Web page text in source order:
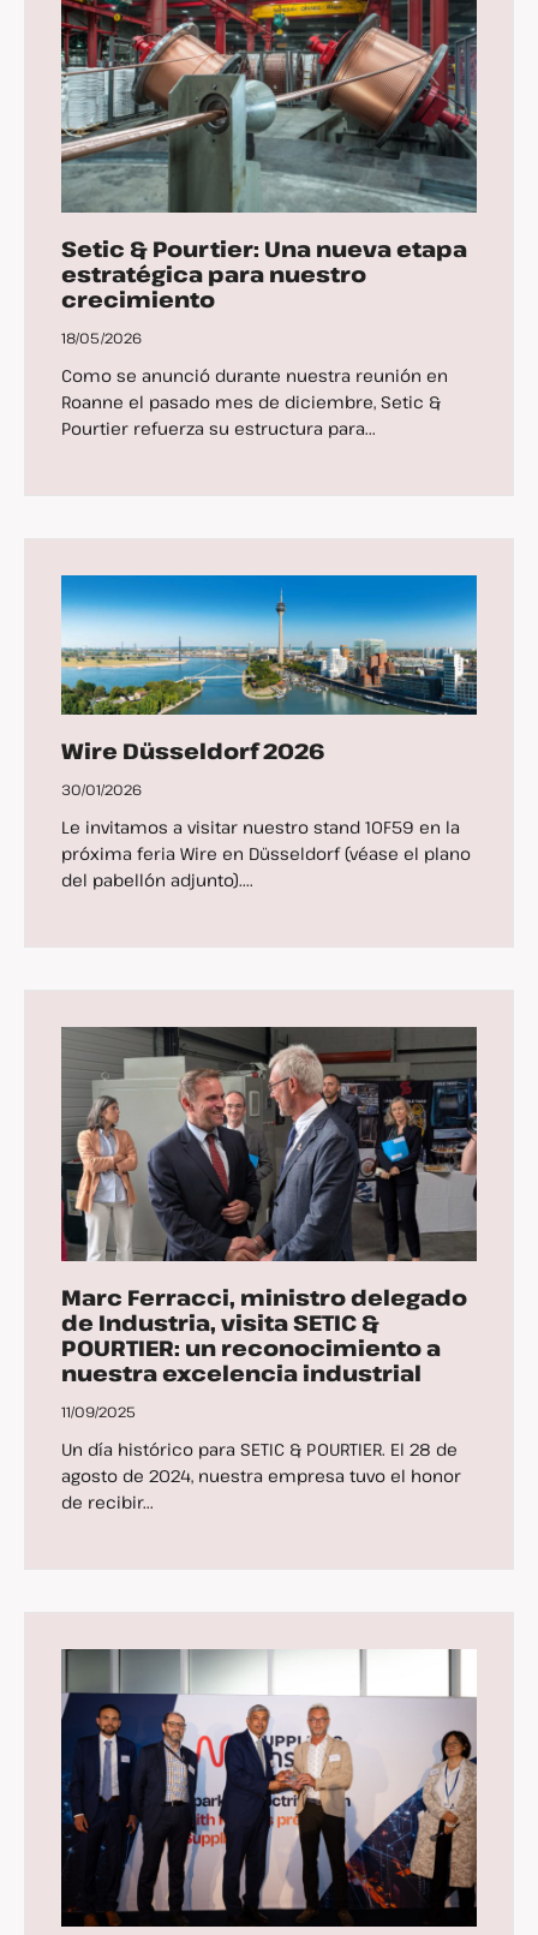
Setic & Pourtier: Una nueva etapa
estratégica para nuestro
crecimiento
18/05/2026
Como se anunció durante nuestra reunión en
Roanne el pasado mes de diciembre, Setic &
Pourtier refuerza su estructura para...
Wire Düsseldorf 2026
30/01/2026
Le invitamos a visitar nuestro stand 10F59 en la
próxima feria Wire en Düsseldorf (véase el plano
del pabellón adjunto)....
Marc Ferracci, ministro delegado
de Industria, visita SETIC &
POURTIER: un reconocimiento a
nuestra excelencia industrial
11/09/2025
Un día histórico para SETIC & POURTIER. El 28 de
agosto de 2024, nuestra empresa tuvo el honor
de recibir...